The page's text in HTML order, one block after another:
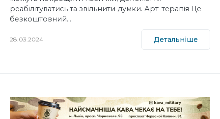
реабілітуватись та звільнити думки. Арт-терапія Це
безкоштовний…
28.03.2024 Детальніше